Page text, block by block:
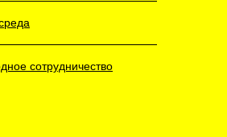
сотрудничество